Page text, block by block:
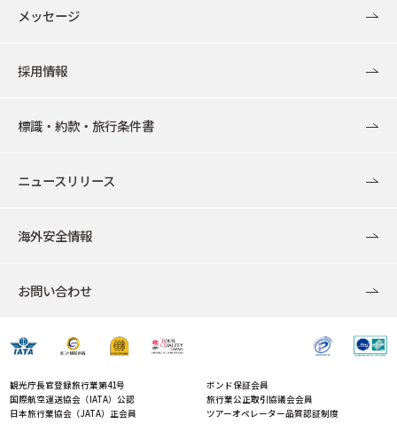
メッセージ
採用情報
標識・約款・旅行条件書
ニュースリリース
海外安全情報
お問い合わせ
観光庁長官登録旅行業第41号
国際航空運送協会（IATA）公認
日本旅行業協会（JATA）正会員
ボンド保証会員
旅行業公正取引協議会会員
ツアーオペレーター品質認証制度